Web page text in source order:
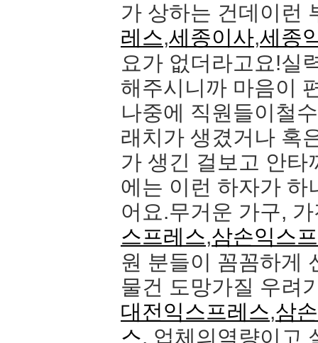
가 상하는 건데이런
레스,세종이사,세종
요가 없더라고요!실
해주시니까 마음이
나중에 직원들이철
래치가 생겼거나 혹
가 생긴 걸보고 안타
에는 이런 하자가 하
어요.무거운 가구,
스프레스,삼손익스
원 분들이 꼼꼼하게
물건 도망가질 우려
대전익스프레스,삼
스, 업체의역량이고